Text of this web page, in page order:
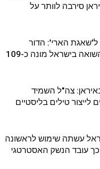
סירבה לוותר על
ל'שאגת הארי': הדור
האחרון של שורדי השואה בישראל מונה כ-109
צה"ל השמיד
טילים בליסטיים
עשתה שימוש לראשונה
עובד הנשק האסטרטגי